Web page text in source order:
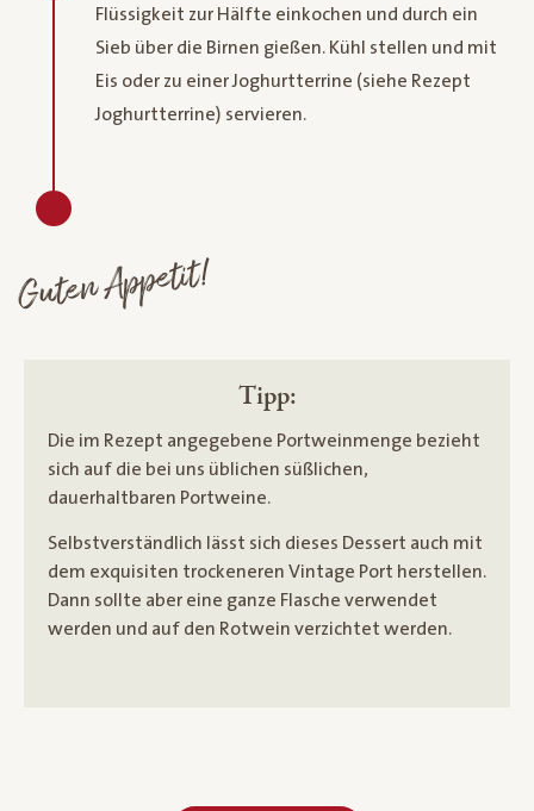
Flüssigkeit zur Hälfte einkochen und durch ein
Sieb über die Birnen gießen. Kühl stellen und mit
Eis oder zu einer Joghurtterrine (siehe Rezept
Joghurtterrine) servieren.
Guten Appetit!
Tipp:
Die im Rezept angegebene Portweinmenge bezieht
sich auf die bei uns üblichen süßlichen,
dauerhaltbaren Portweine.
Selbstverständlich lässt sich dieses Dessert auch mit
dem exquisiten trockeneren Vintage Port herstellen.
Dann sollte aber eine ganze Flasche verwendet
werden und auf den Rotwein verzichtet werden.